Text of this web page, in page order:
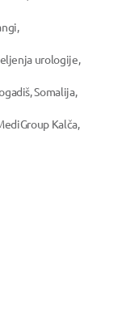
urologije,
Somalija,
Kalča,